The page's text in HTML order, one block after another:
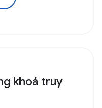
khoá truy